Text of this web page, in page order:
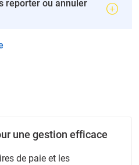
reporter ou annuler
une gestion efficace
de paie et les